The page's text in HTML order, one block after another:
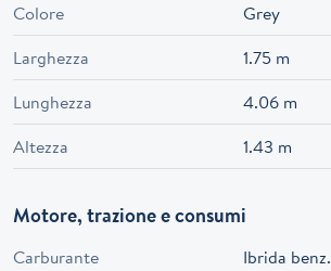
Colore
Grey
Larghezza
1.75 m
Lunghezza
4.06 m
Altezza
1.43 m
Motore, trazione e consumi
Carburante
Ibrida benz.